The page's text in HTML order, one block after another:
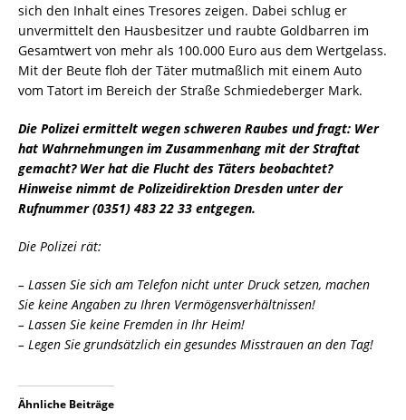
sich den Inhalt eines Tresores zeigen. Dabei schlug er
unvermittelt den Hausbesitzer und raubte Goldbarren im
Gesamtwert von mehr als 100.000 Euro aus dem Wertgelass.
Mit der Beute floh der Täter mutmaßlich mit einem Auto
vom Tatort im Bereich der Straße Schmiedeberger Mark.
Die Polizei ermittelt wegen schweren Raubes und fragt: Wer
hat Wahrnehmungen im Zusammenhang mit der Straftat
gemacht? Wer hat die Flucht des Täters beobachtet?
Hinweise nimmt de Polizeidirektion Dresden unter der
Rufnummer (0351) 483 22 33 entgegen.
Die Polizei rät:
– Lassen Sie sich am Telefon nicht unter Druck setzen, machen
Sie keine Angaben zu Ihren Vermögensverhältnissen!
– Lassen Sie keine Fremden in Ihr Heim!
– Legen Sie grundsätzlich ein gesundes Misstrauen an den Tag!
Ähnliche Beiträge